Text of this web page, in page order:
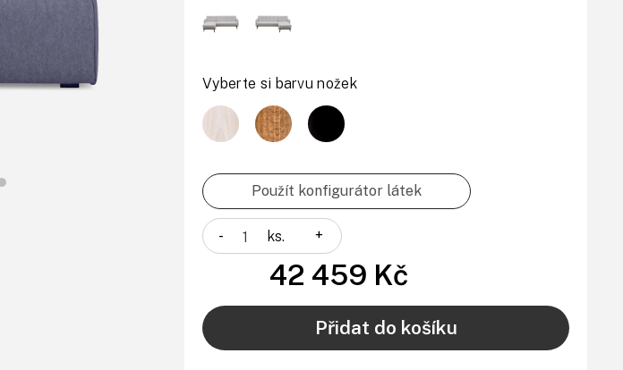
Vyberte si barvu nožek
Použít konfigurátor látek
- +
ks.
42 459 Kč
Přidat do košíku